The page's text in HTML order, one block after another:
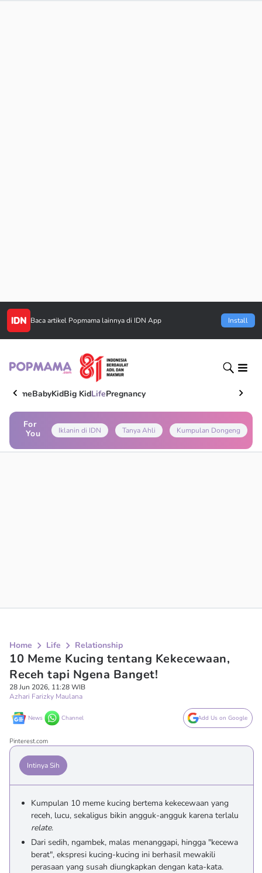
Baca artikel Popmama lainnya di IDN App Install
HomeBabyKidBig KidLifePregnancy
For
You
Iklanin di IDN Tanya Ahli Kumpulan Dongeng
Home Life Relationship
10 Meme Kucing tentang Kekecewaan,
Receh tapi Ngena Banget!
28 Jun 2026, 11:28 WIB
Azhari Farizky Maulana
News Channel Add Us on Google
Pinterest.com
Intinya Sih
Kumpulan 10 meme kucing bertema kekecewaan yang
receh, lucu, sekaligus bikin angguk-angguk karena terlalu
relate.
Dari sedih, ngambek, malas menanggapi, hingga "kecewa
berat", ekspresi kucing-kucing ini berhasil mewakili
perasaan yang susah diungkapkan dengan kata-kata.